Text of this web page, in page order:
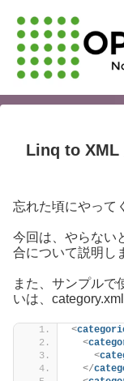
Linq to XML
忘れた頃にやって
今回は、やらない
合について説明し
また、サンプルで
いは、
<
<
<
</